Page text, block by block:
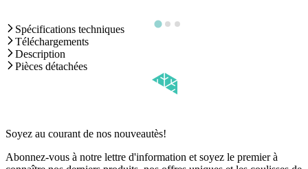
Spécifications techniques
Téléchargements
Description
Pièces détachées
Soyez au courant de nos nouveautès!
Abonnez-vous à notre lettre d'information et soyez le premier à